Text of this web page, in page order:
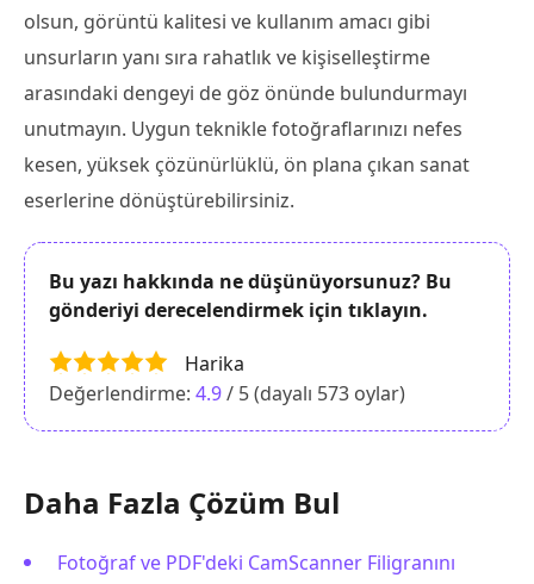
olsun, görüntü kalitesi ve kullanım amacı gibi
unsurların yanı sıra rahatlık ve kişiselleştirme
arasındaki dengeyi de göz önünde bulundurmayı
unutmayın. Uygun teknikle fotoğraflarınızı nefes
kesen, yüksek çözünürlüklü, ön plana çıkan sanat
eserlerine dönüştürebilirsiniz.
Bu yazı hakkında ne düşünüyorsunuz? Bu
gönderiyi derecelendirmek için tıklayın.
Harika
Değerlendirme: 4.9/ 5 (dayalı 573 oylar)
Daha Fazla Çözüm Bul
Fotoğraf ve PDF'deki CamScanner Filigranını